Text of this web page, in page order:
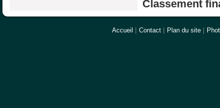
Classement
Accueil | Contact | Plan du site |